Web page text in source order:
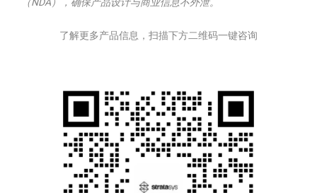
了解更多产品信息，扫描下方二维码一键咨询